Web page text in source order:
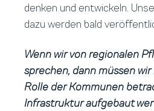
denken und entwickeln.
dazu werden bald
Wenn wir von regionalen
sprechen, dann müssen
Rolle der Kommunen
Infrastruktur aufgebaut